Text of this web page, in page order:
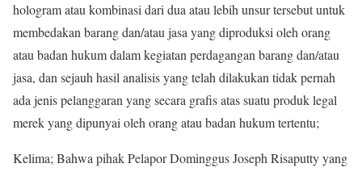
hologram atau kombinasi dari dua atau lebih unsur tersebut untuk
membedakan barang dan/atau jasa yang diproduksi oleh orang
atau badan hukum dalam kegiatan perdagangan barang dan/atau
jasa, dan sejauh hasil analisis yang telah dilakukan tidak pernah
ada jenis pelanggaran yang secara grafis atas suatu produk legal
merek yang dipunyai oleh orang atau badan hukum tertentu;
Kelima; Bahwa pihak Pelapor Dominggus Joseph Risaputty yang